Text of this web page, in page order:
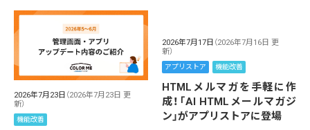
2026年7月23日 （2026年7月23日 更
新）
機能改善
2026年7月17日 （2026年7月16日 更
新）
アプリストア 機能改善
HTMLメルマガを手軽に作
成！「AI HTMLメールマガジ
ン」がアプリストアに登場